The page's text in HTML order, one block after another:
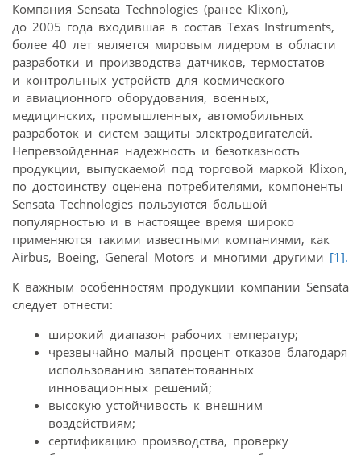
Компания Sensata Technologies (ранее Klixon),
до 2005 года входившая в состав Texas Instruments,
более 40 лет является мировым лидером в области
разработки и производства датчиков, термостатов
и контрольных устройств для космического
и авиационного оборудования, военных,
медицинских, промышленных, автомобильных
разработок и систем защиты электродвигателей.
Непревзойденная надежность и безотказность
продукции, выпускаемой под торговой маркой Klixon,
по достоинству оценена потребителями, компоненты
Sensata Technologies пользуются большой
популярностью и в настоящее время широко
применяются такими известными компаниями, как
Airbus, Boeing, General Motors и многими другими [1].
К важным особенностям продукции компании Sensata
следует отнести:
широкий диапазон рабочих температур;
чрезвычайно малый процент отказов благодаря
использованию запатентованных
инновационных решений;
высокую устойчивость к внешним
воздействиям;
сертификацию производства, проверку